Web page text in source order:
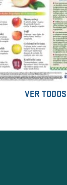
VER TODOS